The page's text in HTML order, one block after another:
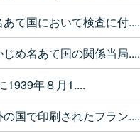
て国において検査に付....
め名あて国の関係当局....
1939年８月1....
国で印刷されたフラン....